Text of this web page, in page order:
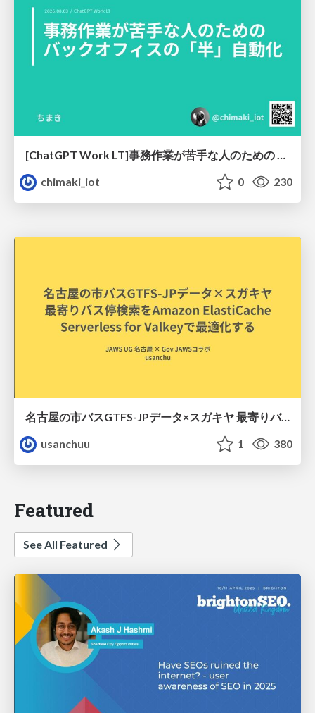
chimaki_iot
0 230
名古屋の市バスGTFS-JPデータ×スガキヤ 最寄りバス停検索をAmazon ElastiCache Serverless for Valkeyで最適化する
usanchuu
1 380
Featured
See All Featured